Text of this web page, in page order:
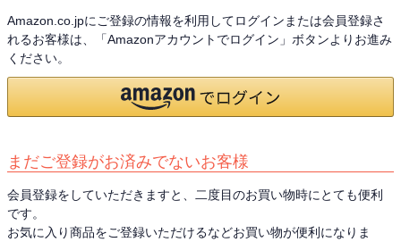
Amazon.co.jpにご登録の情報を利用してログインまたは会員登録さ
れるお客様は、「Amazonアカウントでログイン」ボタンよりお進み
ください。
まだご登録がお済みでないお客様
会員登録をしていただきますと、二度目のお買い物時にとても便利
です。
お気に入り商品をご登録いただけるなどお買い物が便利になりま